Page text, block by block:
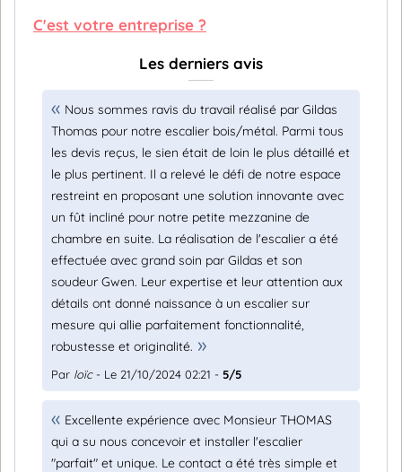
C'est votre entreprise ?
Les derniers avis
Nous sommes ravis du travail réalisé par Gildas
Thomas pour notre escalier bois/métal. Parmi tous
les devis reçus, le sien était de loin le plus détaillé et
le plus pertinent. Il a relevé le défi de notre espace
restreint en proposant une solution innovante avec
un fût incliné pour notre petite mezzanine de
chambre en suite. La réalisation de l'escalier a été
effectuée avec grand soin par Gildas et son
soudeur Gwen. Leur expertise et leur attention aux
détails ont donné naissance à un escalier sur
mesure qui allie parfaitement fonctionnalité,
robustesse et originalité.
Par loïc- Le 21/10/2024 02:21 - 5/5
Excellente expérience avec Monsieur THOMAS
qui a su nous concevoir et installer l'escalier
"parfait" et unique. Le contact a été très simple et